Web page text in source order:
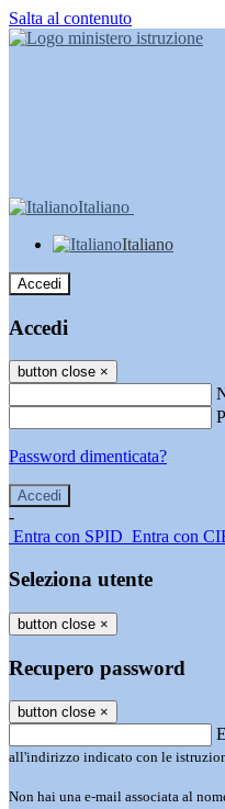
Salta al contenuto
Italiano
Italiano
Accedi
Accedi
button close ×
Password dimenticata?
-
Entra con SPID Entra con
Seleziona utente
button close ×
Recupero password
button close ×
all'indirizzo indicato con le
Non hai una e-mail associata al